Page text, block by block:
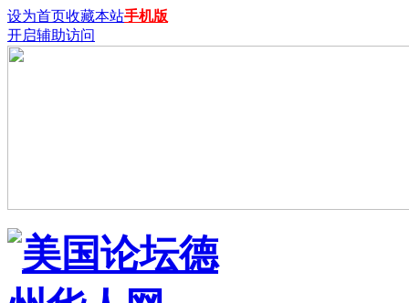
设为首页收藏本站手机版
开启辅助访问